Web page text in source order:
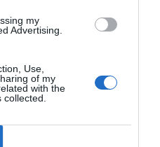
my
Advertising.
Use,
of my
with the